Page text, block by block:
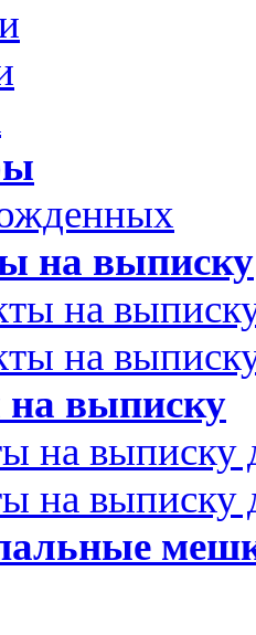
на выписку
на
на
выписку
на выписку
на выписку